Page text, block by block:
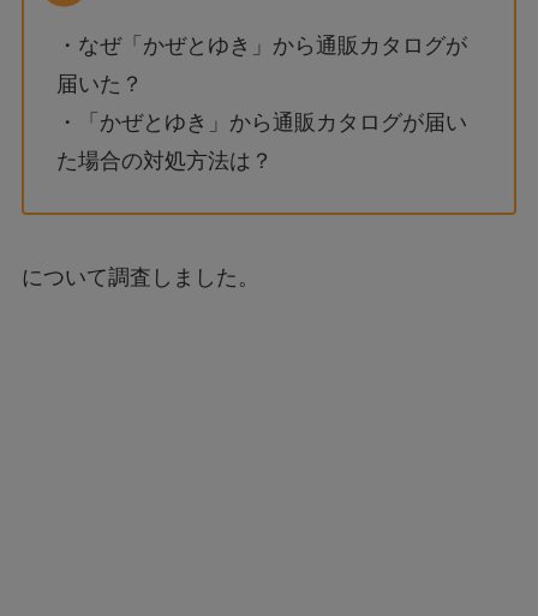
・なぜ「かぜとゆき」から通販カタログが
届いた？
・「かぜとゆき」から通販カタログが届い
た場合の対処方法は？
について調査しました。